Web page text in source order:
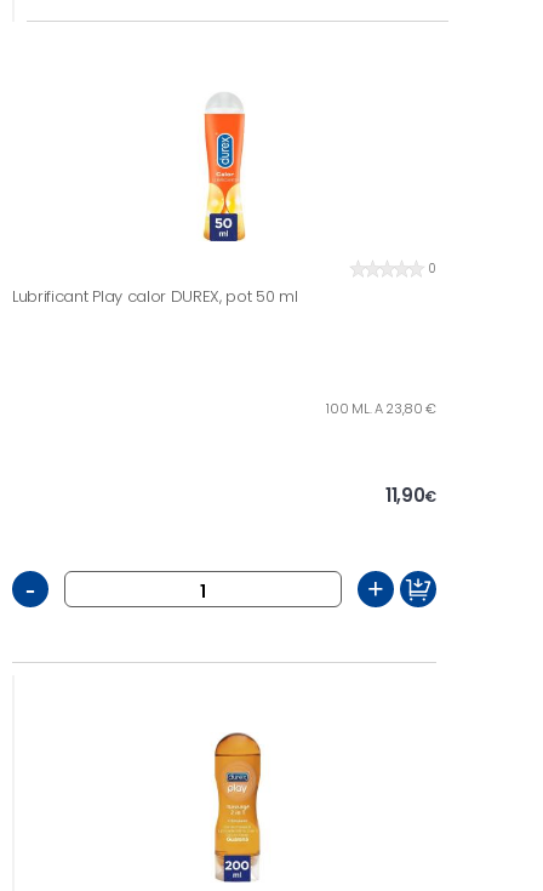
0
Lubrificant Play calor DUREX, pot 50 ml
100 ML. A 23,80 €
11,90€
- +